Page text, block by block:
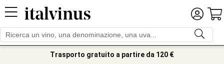
Trasporto gratuito a partire da 120 €